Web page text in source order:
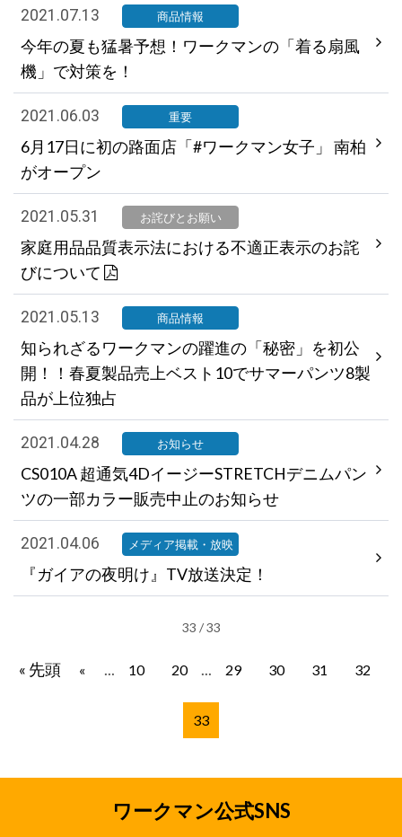
2021.07.13 商品情報
今年の夏も猛暑予想！ワークマンの「着る扇風
機」で対策を！
2021.06.03 重要
6月17日に初の路面店「#ワークマン女子」 南柏
がオープン
2021.05.31 お詫びとお願い
家庭用品品質表示法における不適正表示のお詫
びについて
2021.05.13 商品情報
知られざるワークマンの躍進の「秘密」を初公
開！！春夏製品売上ベスト10でサマーパンツ8製
品が上位独占
2021.04.28 お知らせ
CS010A 超通気4DイージーSTRETCHデニムパン
ツの一部カラー販売中止のお知らせ
2021.04.06 メディア掲載・放映
『ガイアの夜明け』TV放送決定！
33 / 33
« 先頭 « ... 10 20 ... 29 30 31 32
33
ワークマン公式SNS